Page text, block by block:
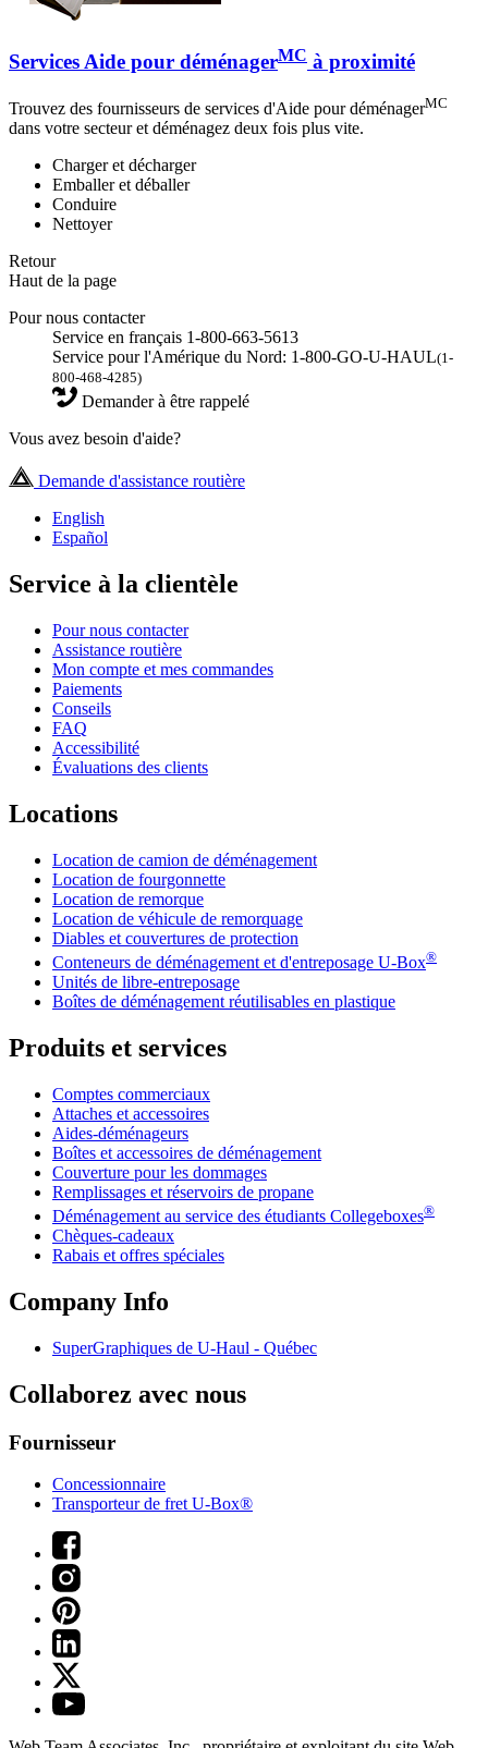
Services Aide pour déménagerMC à proximité
Trouvez des fournisseurs de services d'Aide pour déménagerMC
dans votre secteur et déménagez deux fois plus vite.
Charger et décharger
Emballer et déballer
Conduire
Nettoyer
Retour
Haut de la page
Pour nous contacter
Service en français 1-800-663-5613
Service pour l'Amérique du Nord: 1-800-GO-U-HAUL(1-
800-468-4285)
Demander à être rappelé
Vous avez besoin d'aide?
Demande d'assistance routière
English
Español
Service à la clientèle
Pour nous contacter
Assistance routière
Mon compte et mes commandes
Paiements
Conseils
FAQ
Accessibilité
Évaluations des clients
Locations
Location de camion de déménagement
Location de fourgonnette
Location de remorque
Location de véhicule de remorquage
Diables et couvertures de protection
Conteneurs de déménagement et d'entreposage U-Box®
Unités de libre-entreposage
Boîtes de déménagement réutilisables en plastique
Produits et services
Comptes commerciaux
Attaches et accessoires
Aides-déménageurs
Boîtes et accessoires de déménagement
Couverture pour les dommages
Remplissages et réservoirs de propane
Déménagement au service des étudiants Collegeboxes®
Chèques-cadeaux
Rabais et offres spéciales
Company Info
SuperGraphiques de U-Haul - Québec
Collaborez avec nous
Fournisseur
Concessionnaire
Transporteur de fret U-Box®